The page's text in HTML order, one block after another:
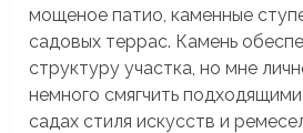
мощеное патио, каменные
садовых террас. Камень
структуру участка, но мне
немного смягчить
садах стиля искусств и